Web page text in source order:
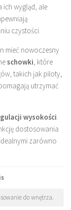
ich wygląd, ale
czystości.
mieć nowoczesny
schowki , które
takich jak piloty,
utrzymać
wysokości
dostosowania
zarówno
do wnętrza.